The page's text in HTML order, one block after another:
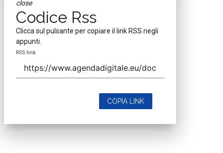
close
Codice Rss
Clicca sul pulsante per copiare il link RSS negli
appunti.
RSS link
COPIA LINK